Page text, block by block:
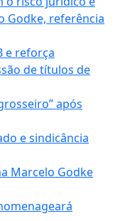
Godke, referência
e reforça
de títulos de
após
e sindicância
Marcelo Godke